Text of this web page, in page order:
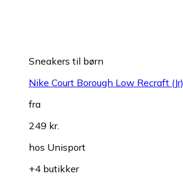
Sneakers til børn
Nike Court Borough Low Recraft (Jr)
fra
249 kr.
hos Unisport
+4 butikker